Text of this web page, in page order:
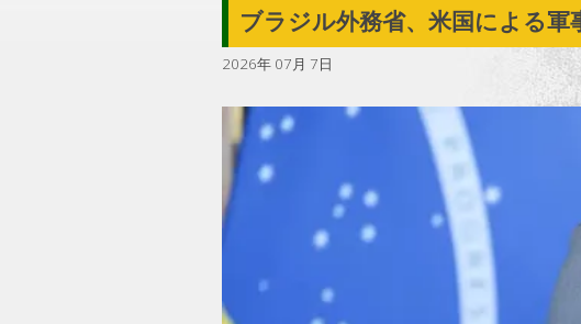
ブラジル外務省、米国による軍
2026年 07月 7日